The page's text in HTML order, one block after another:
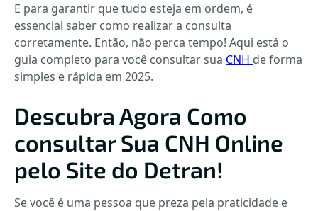
E para garantir que tudo esteja em ordem, é
essencial saber como realizar a consulta
corretamente. Então, não perca tempo! Aqui está o
guia completo para você consultar sua CNH de forma
simples e rápida em 2025.
Descubra Agora Como
consultar Sua CNH Online
pelo Site do Detran!
Se você é uma pessoa que preza pela praticidade e